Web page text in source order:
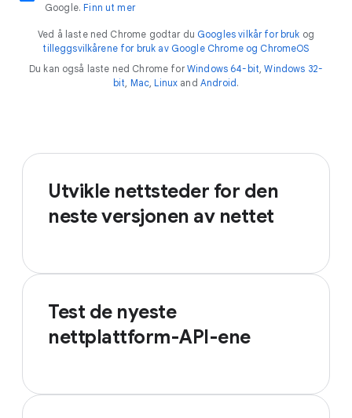
Google. Finn ut mer
Ved å laste ned Chrome godtar du Googles vilkår for bruk og
tilleggsvilkårene for bruk av Google Chrome og ChromeOS
Du kan også laste ned Chrome forWindows 64-bit,Windows 32-
bit, Mac, Linux and Android .
Utvikle nettsteder for den
neste versjonen av nettet
Test de nyeste
nettplattform-API-ene